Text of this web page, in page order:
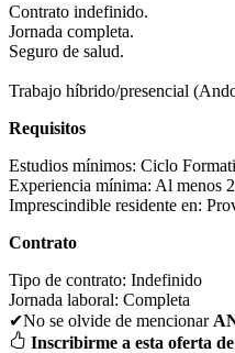
Contrato indefinido.
Jornada completa.
Seguro de salud.
Trabajo híbrido/presencial
Requisitos
Estudios mínimos: Ciclo
Experiencia mínima: Al menos
Imprescindible residente en:
Contrato
Tipo de contrato: Indefinido
Jornada laboral: Completa
✔No se olvide de mencionar
Inscribirme a esta oferta